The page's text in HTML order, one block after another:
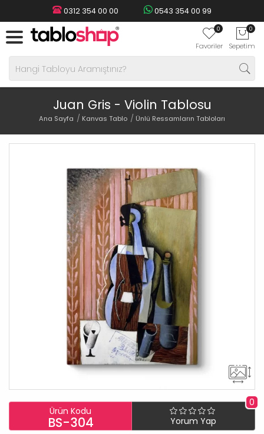
0312 354 00 00 0543 354 00 99
0
Favoriler
0
Sepetim
Juan Gris - Violin Tablosu
Ana Sayfa Kanvas Tablo Ünlü Ressamların Tabloları
Ürün Kodu
BS-304
0
Yorum Yap